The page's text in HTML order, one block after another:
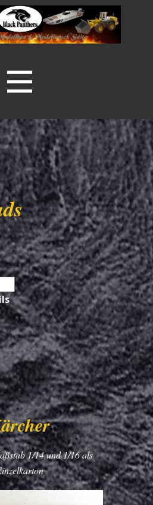
1/14 und 1/16 als